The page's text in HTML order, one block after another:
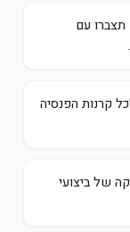
עם
קרנות הפנסיה
של ביצועי